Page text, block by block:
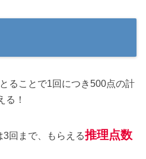
ることで1回につき500点の計
る！
回まで、もらえる推理点数